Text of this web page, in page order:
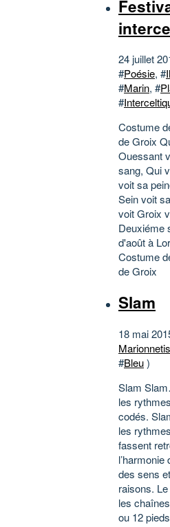
24 juillet
#Poésie, #
#Marin, #
#
Costume
de Groix
Ouessant
sang, Qui
voit sa
Sein voit
voit Groix
Deuxiéme
d'août à
Costume
de Groix
Slam
18 mai
#Bleu)
Slam
les
codés.
les
fassent
des sens
raisons.
les
ou 12